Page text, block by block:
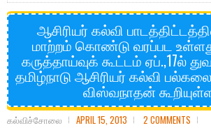
ஆசிரியர் கல்வி
மாற்றம் கொண்டு வரப்பட
கருத்தாய்வுக் கூட்டம் ஏப்.,17ல்
தமிழ்நாடு ஆசிரியர் கல்வி
விஸ்வநாதன்
கல்விச்சோலை APRIL 15, 2013 2 COMMENTS